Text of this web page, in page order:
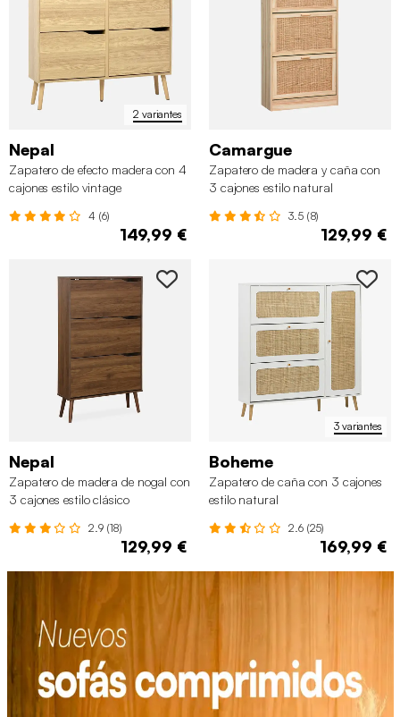
2 variantes
Nepal
Zapatero de efecto madera con 4
cajones estilo vintage
4 (6)
149,99 €
Camargue
Zapatero de madera y caña con
3 cajones estilo natural
3.5 (8)
129,99 €
Nepal
Zapatero de madera de nogal con
3 cajones estilo clásico
2.9 (18)
129,99 €
3 variantes
Boheme
Zapatero de caña con 3 cajones
estilo natural
2.6 (25)
169,99 €